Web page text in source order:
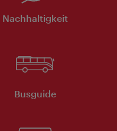
Nachhaltigkeit
Busguide